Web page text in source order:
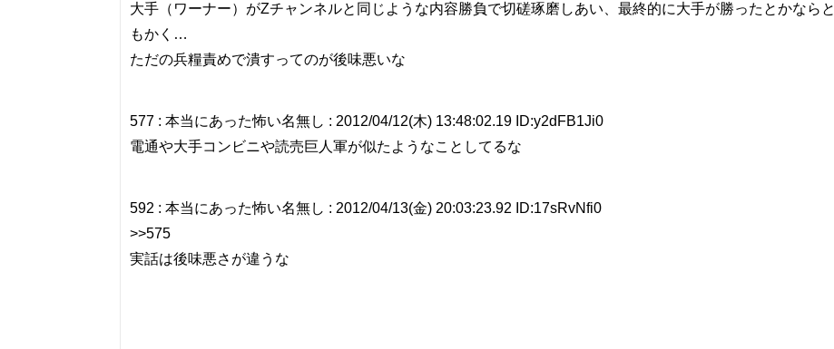
大手（ワーナー）がZチャンネルと同じような内容勝負で切磋琢磨しあい、最終的に大手が勝ったとかならと
もかく…
ただの兵糧責めで潰すってのが後味悪いな
577 : 本当にあった怖い名無し : 2012/04/12(木) 13:48:02.19 ID:y2dFB1Ji0
電通や大手コンビニや読売巨人軍が似たようなことしてるな
592 : 本当にあった怖い名無し : 2012/04/13(金) 20:03:23.92 ID:17sRvNfi0
>>575
実話は後味悪さが違うな